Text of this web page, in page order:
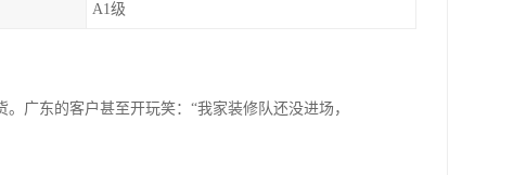
A1级
广东的客户甚至开玩笑：“我家装修队还没进场，